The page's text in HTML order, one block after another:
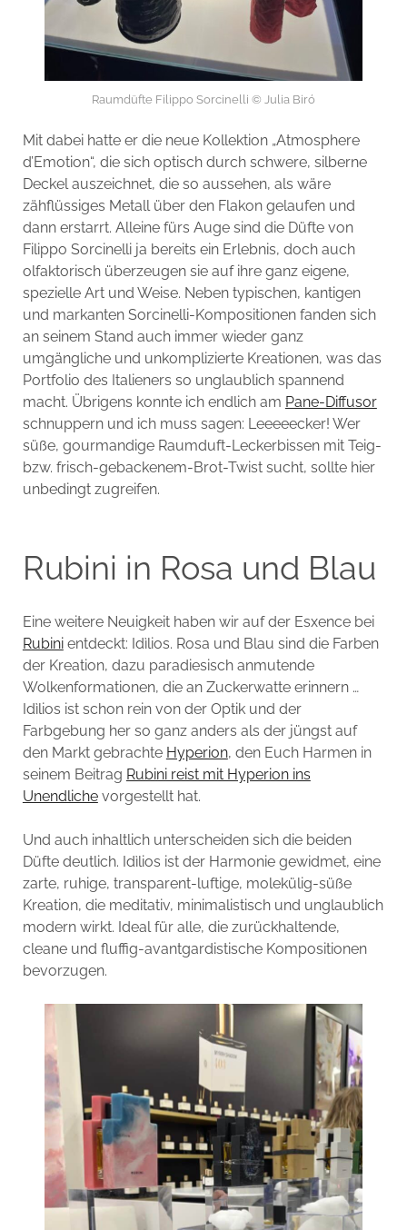
Raumdüfte Filippo Sorcinelli © Julia Biró
Mit dabei hatte er die neue Kollektion „Atmosphere
d’Emotion“, die sich optisch durch schwere, silberne
Deckel auszeichnet, die so aussehen, als wäre
zähflüssiges Metall über den Flakon gelaufen und
dann erstarrt. Alleine fürs Auge sind die Düfte von
Filippo Sorcinelli ja bereits ein Erlebnis, doch auch
olfaktorisch überzeugen sie auf ihre ganz eigene,
spezielle Art und Weise. Neben typischen, kantigen
und markanten Sorcinelli-Kompositionen fanden sich
an seinem Stand auch immer wieder ganz
umgängliche und unkomplizierte Kreationen, was das
Portfolio des Italieners so unglaublich spannend
macht. Übrigens konnte ich endlich am Pane-Diffusor
schnuppern und ich muss sagen: Leeeeecker! Wer
süße, gourmandige Raumduft-Leckerbissen mit Teig-
bzw. frisch-gebackenem-Brot-Twist sucht, sollte hier
unbedingt zugreifen.
Rubini in Rosa und Blau
Eine weitere Neuigkeit haben wir auf der Esxence bei
Rubinientdeckt: Idìlios. Rosa und Blau sind die Farben
der Kreation, dazu paradiesisch anmutende
Wolkenformationen, die an Zuckerwatte erinnern …
Idìlios ist schon rein von der Optik und der
Farbgebung her so ganz anders als der jüngst auf
den Markt gebrachte Hyperion, den Euch Harmen in
seinem Beitrag Rubini reist mit Hyperion ins
Unendlichevorgestellt hat.
Und auch inhaltlich unterscheiden sich die beiden
Düfte deutlich. Idìlios ist der Harmonie gewidmet, eine
zarte, ruhige, transparent-luftige, molekülig-süße
Kreation, die meditativ, minimalistisch und unglaublich
modern wirkt. Ideal für alle, die zurückhaltende,
cleane und fluffig-avantgardistische Kompositionen
bevorzugen.